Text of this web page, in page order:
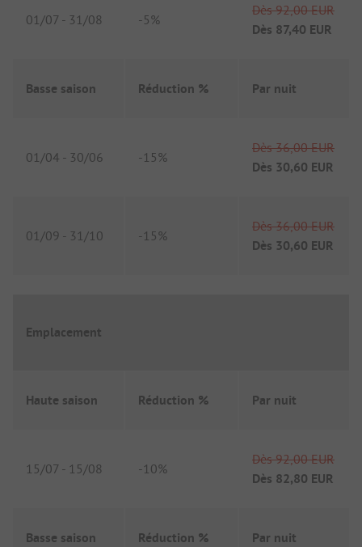
01/07 - 31/08 -5%
Dès 92,00 EUR
Dès 87,40 EUR
Basse saison Réduction % Par nuit
01/04 - 30/06 -15%
Dès 36,00 EUR
Dès 30,60 EUR
01/09 - 31/10 -15%
Dès 36,00 EUR
Dès 30,60 EUR
Emplacement
Haute saison Réduction % Par nuit
15/07 - 15/08 -10%
Dès 92,00 EUR
Dès 82,80 EUR
Basse saison Réduction % Par nuit